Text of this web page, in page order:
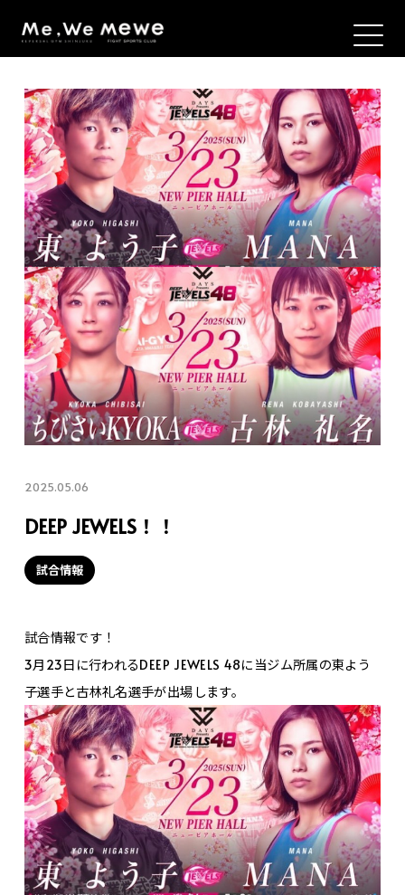
2025.05.06
DEEP JEWELS！！
試合情報
試合情報です！
3月23日に行われるDEEP JEWELS 48に当ジム所属の東よう
子選手と古林礼名選手が出場します。